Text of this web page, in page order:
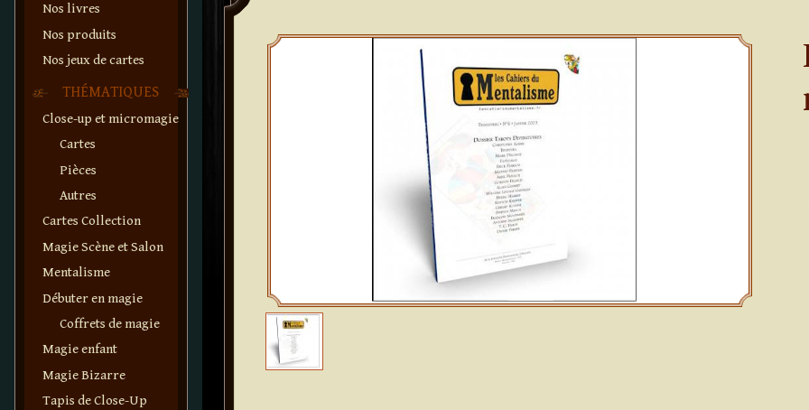
Nos livres
Nos produits
Nos jeux de cartes
THÉMATIQUES
Close-up et micromagie
Cartes
Pièces
Autres
Cartes Collection
Magie Scène et Salon
Mentalisme
Débuter en magie
Coffrets de magie
Magie enfant
Magie Bizarre
Tapis de Close-Up